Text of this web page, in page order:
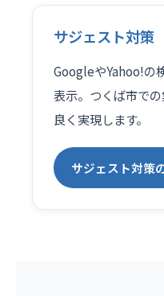
サジェスト対策
GoogleやYahoo!の
表示。つくば市で
良く実現します。
サジェスト対策